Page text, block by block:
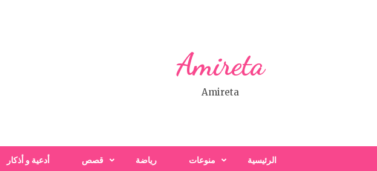
Amireta
Amireta
الرئيسية منوعات رياضة قصص أدعية و أذكار